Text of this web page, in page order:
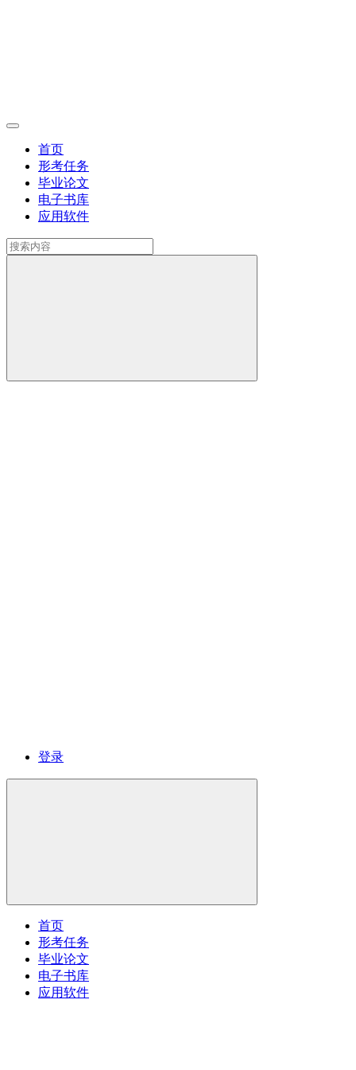
首页
形考任务
毕业论文
电子书库
应用软件
登录
首页
形考任务
毕业论文
电子书库
应用软件